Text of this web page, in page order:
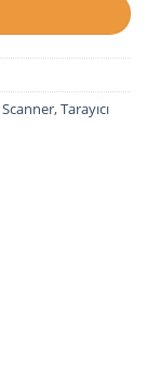
Scanner,Tarayıcı